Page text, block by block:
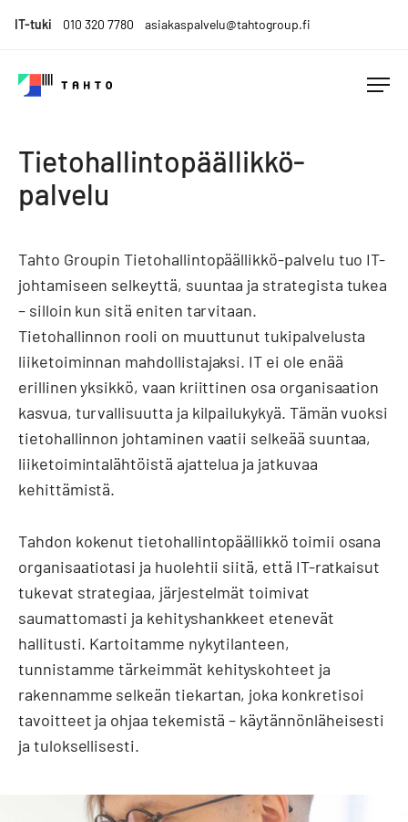
toIT-tuki 010 320 7780 asiakaspalvelu@tahtogroup.fi
Tahto
keskellä.
Tahdo
parempaa.
Tietohallintopäällikkö-
palvelu
Tahto Groupin Tietohallintopäällikkö-palvelu tuo IT-
johtamiseen selkeyttä, suuntaa ja strategista tukea
– silloin kun sitä eniten tarvitaan.
Tietohallinnon rooli on muuttunut tukipalvelusta
liiketoiminnan mahdollistajaksi. IT ei ole enää
erillinen yksikkö, vaan kriittinen osa organisaation
kasvua, turvallisuutta ja kilpailukykyä. Tämän vuoksi
tietohallinnon johtaminen vaatii selkeää suuntaa,
liiketoimintalähtöistä ajattelua ja jatkuvaa
kehittämistä.
Tahdon kokenut tietohallintopäällikkö toimii osana
organisaatiotasi ja huolehtii siitä, että IT-ratkaisut
tukevat strategiaa, järjestelmät toimivat
saumattomasti ja kehityshankkeet etenevät
hallitusti. Kartoitamme nykytilanteen,
tunnistamme tärkeimmät kehityskohteet ja
rakennamme selkeän tiekartan, joka konkretisoi
tavoitteet ja ohjaa tekemistä – käytännönläheisesti
ja tuloksellisesti.